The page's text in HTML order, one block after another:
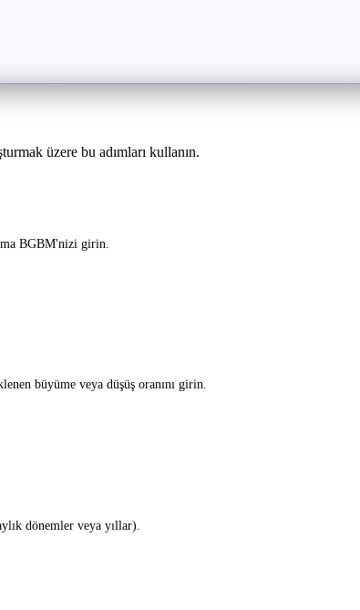
üzere bu adımları kullanın.
BGBM'nizi girin.
büyüme veya düşüş oranını girin.
dönemler veya yıllar).